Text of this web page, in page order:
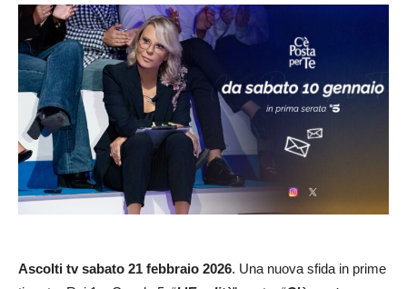
Ascolti tv sabato 21 febbraio 2026. Una nuova sfida in prime